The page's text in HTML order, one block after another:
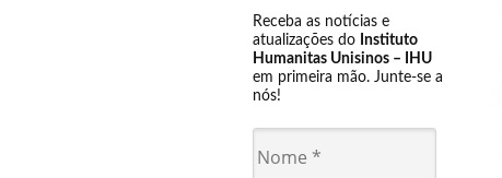
Receba as notícias e
atualizações do Instituto
Humanitas Unisinos – IHU
em primeira mão. Junte-se a
nós!